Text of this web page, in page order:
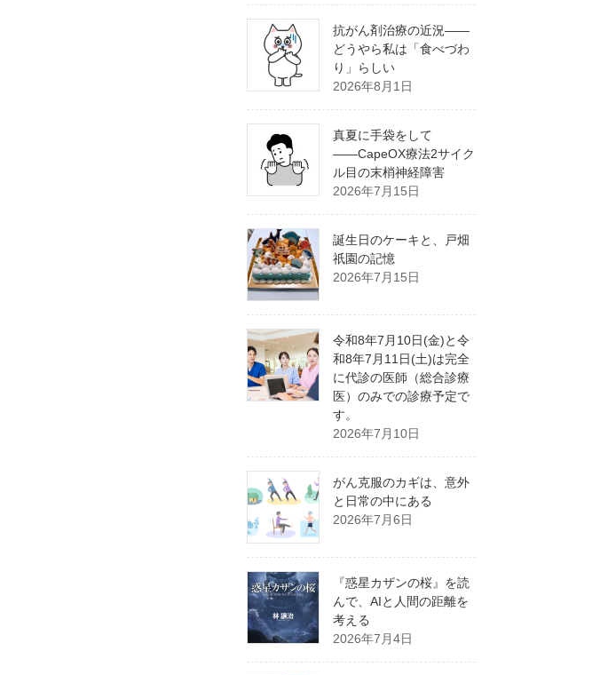
抗がん剤治療の近況――
どうやら私は「食べづわ
り」らしい
2026年8月1日
真夏に手袋をして
――CapeOX療法2サイク
ル目の末梢神経障害
2026年7月15日
誕生日のケーキと、戸畑
祇園の記憶
2026年7月15日
令和8年7月10日(金)と令
和8年7月11日(土)は完全
に代診の医師（総合診療
医）のみでの診療予定で
す。
2026年7月10日
がん克服のカギは、意外
と日常の中にある
2026年7月6日
『惑星カザンの桜』を読
んで、AIと人間の距離を
考える
2026年7月4日